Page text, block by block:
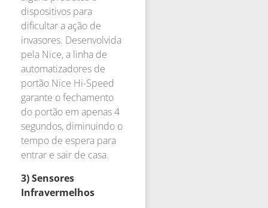
dispositivos para
dificultar a ação de
invasores. Desenvolvida
pela Nice, a linha de
automatizadores de
portão Nice Hi-Speed
garante o fechamento
do portão em apenas 4
segundos, diminuindo o
tempo de espera para
entrar e sair de casa.
3) Sensores
Infravermelhos